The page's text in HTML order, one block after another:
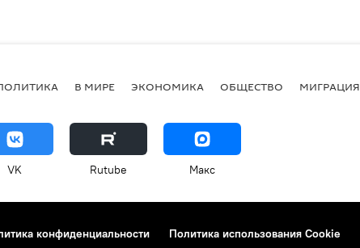
В МИРЕ ЭКОНОМИКА ОБЩЕСТВО МИГРАЦИЯ
VK Rutube Макс
конфиденциальности Политика использования Cookie